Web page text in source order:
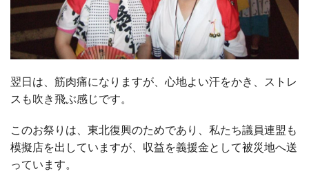
翌日は、筋肉痛になりますが、心地よい汗をかき、ストレ
スも吹き飛ぶ感じです。
このお祭りは、東北復興のためであり、私たち議員連盟も
模擬店を出していますが、収益を義援金として被災地へ送
っています。